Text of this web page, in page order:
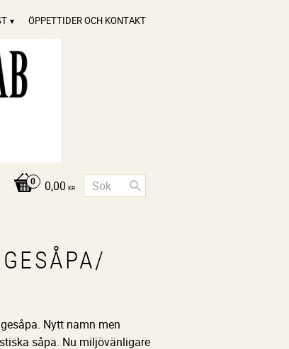
ÖPPETTIDER OCH KONTAKT
0,00 KR
Nytt namn men
såpa. Nu miljövänligare